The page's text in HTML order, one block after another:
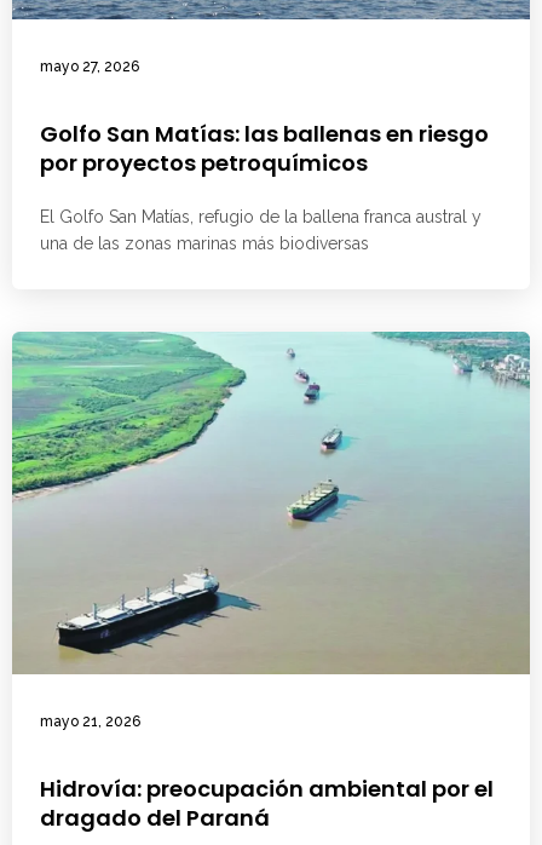
mayo 27, 2026
Golfo San Matías: las ballenas en riesgo
por proyectos petroquímicos
El Golfo San Matías, refugio de la ballena franca austral y
una de las zonas marinas más biodiversas
mayo 21, 2026
Hidrovía: preocupación ambiental por el
dragado del Paraná